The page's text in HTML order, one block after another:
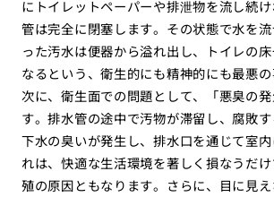
にトイレットペーパーや排泄物を流し続
管は完全に閉塞します。その状態で水を
った汚水は便器から溢れ出し、トイレの
なるという、衛生的にも精神的にも最悪の
次に、衛生面での問題として、「悪臭の
す。排水管の途中で汚物が滞留し、腐敗
下水の臭いが発生し、排水口を通じて室
れは、快適な生活環境を著しく損なうだ
殖の原因ともなります。さらに、目に見